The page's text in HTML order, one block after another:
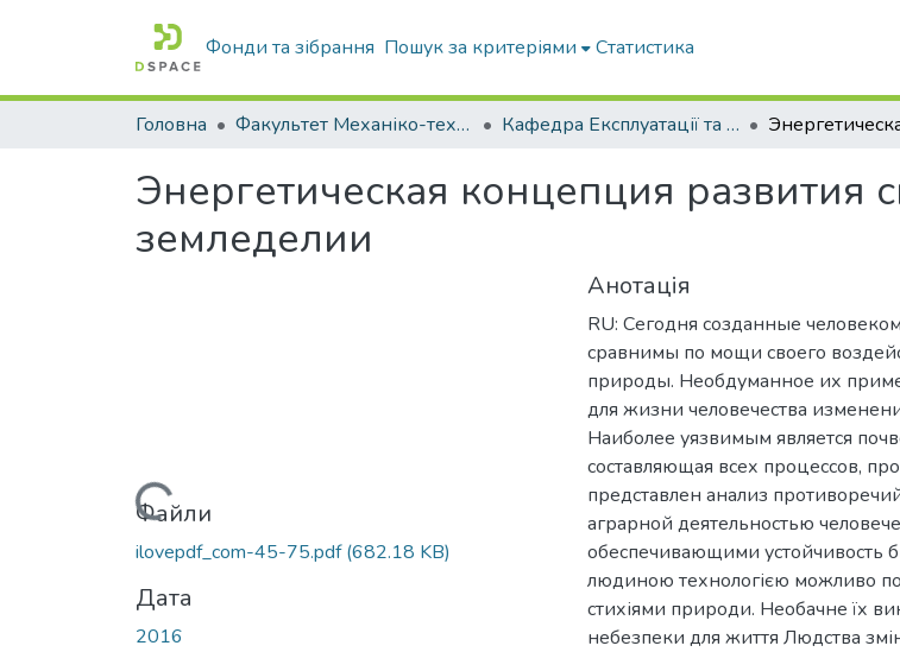
Фонди та зібрання Пошук за критеріями Статистика
Головна Факультет Механіко-технологічний Кафедра Експлуатації та технічного сервісу машин
Энергетическая концепция развития
земледелии
Вантажиться...
Файли
ilovepdf_com-45-75.pdf(682.18 KB)
Дата
2016
Анотація
RU: Сегодня созданные
сравнимы по мощи своего
природы. Необдуманное их
для жизни человечества
Наиболее уязвимым является
составляющая всех процессов,
представлен анализ
аграрной деятельностью
обеспечивающими устойчивость
людиною технологією можливо
стихіями природи. Необачне їх
небезпеки для життя Людства